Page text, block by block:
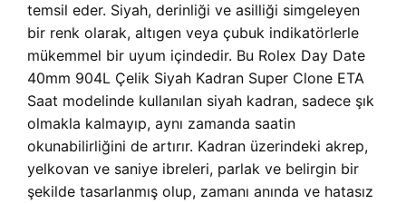
temsil eder. Siyah, derinliği ve asilliği simgeleyen
bir renk olarak, altıgen veya çubuk indikatörlerle
mükemmel bir uyum içindedir. Bu Rolex Day Date
40mm 904L Çelik Siyah Kadran Super Clone ETA
Saat modelinde kullanılan siyah kadran, sadece şık
olmakla kalmayıp, aynı zamanda saatin
okunabilirliğini de artırır. Kadran üzerindeki akrep,
yelkovan ve saniye ibreleri, parlak ve belirgin bir
şekilde tasarlanmış olup, zamanı anında ve hatasız